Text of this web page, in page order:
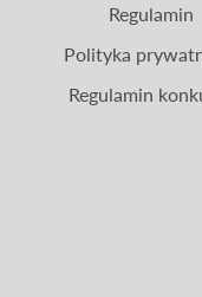
Regulamin
Polityka
Regulamin